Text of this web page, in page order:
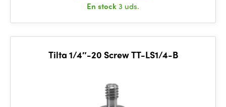
En stock3 uds.
Tilta 1/4″-20 Screw TT-LS1/4-B